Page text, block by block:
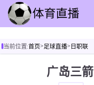
足球直播
当前位置:首页>足球直播> 日职联
广岛三